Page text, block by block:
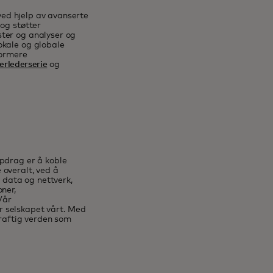
hjelp av avanserte
støtter
og analyser og
og globale
og
er å koble
overalt, ved å
data og nettverk,
selskapet vårt. Med
verden som